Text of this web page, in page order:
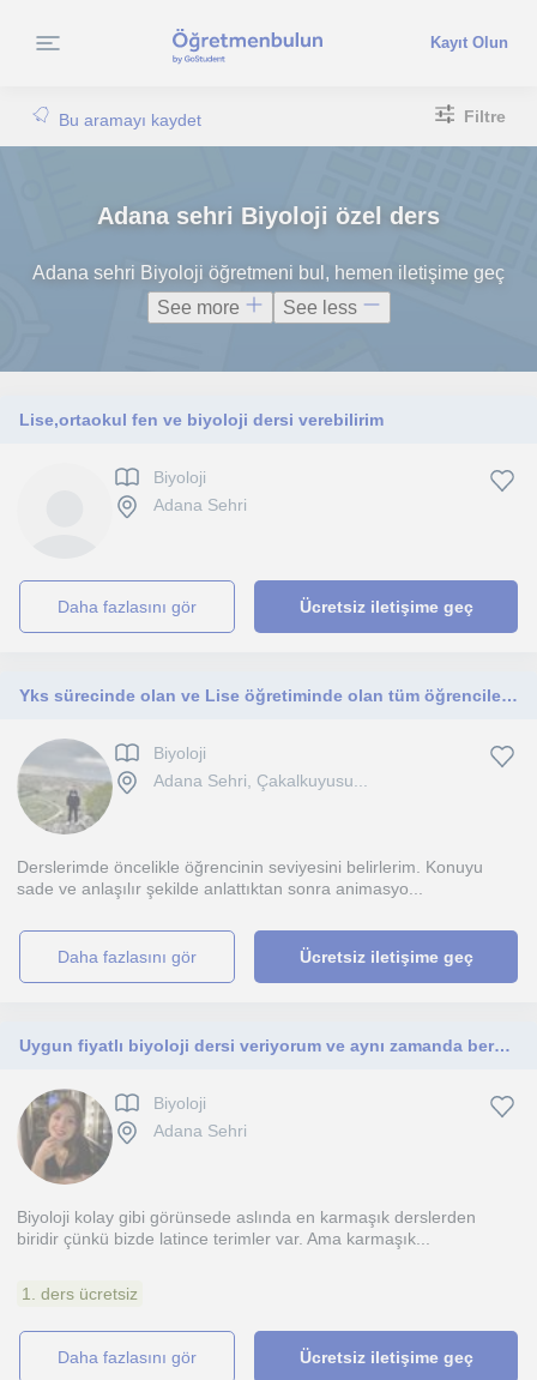
Kayıt Olun
Bu aramayı kaydet Filtre
Adana sehri Biyoloji özel ders
Adana sehri Biyoloji öğretmeni bul, hemen iletişime geç
See more
See less
Lise,ortaokul fen ve biyoloji dersi verebilirim
Biyoloji
Adana Sehri
daha fazlasını gör Ücretsiz iletişime geç
Yks sürecinde olan ve Lise öğretiminde olan tüm öğrencilere yardımcı oluyorum.
Biyoloji
Adana Sehri, Çakalkuyusu...
Derslerimde öncelikle öğrencinin seviyesini belirlerim. Konuyu
sade ve anlaşılır şekilde anlattıktan sonra animasyo...
daha fazlasını gör Ücretsiz iletişime geç
Uygun fiyatlı biyoloji dersi veriyorum ve aynı zamanda beraber ödev yapıyoruz
Biyoloji
Adana Sehri
Biyoloji kolay gibi görünsede aslında en karmaşık derslerden
biridir çünkü bizde latince terimler var. Ama karmaşık...
1. ders ücretsiz
daha fazlasını gör Ücretsiz iletişime geç